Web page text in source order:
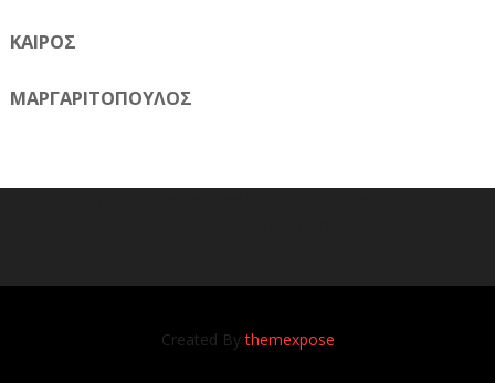
ΚΑΙΡΟΣ
ΜΑΡΓΑΡΙΤΟΠΟΥΛΟΣ
Created Bythemexpose